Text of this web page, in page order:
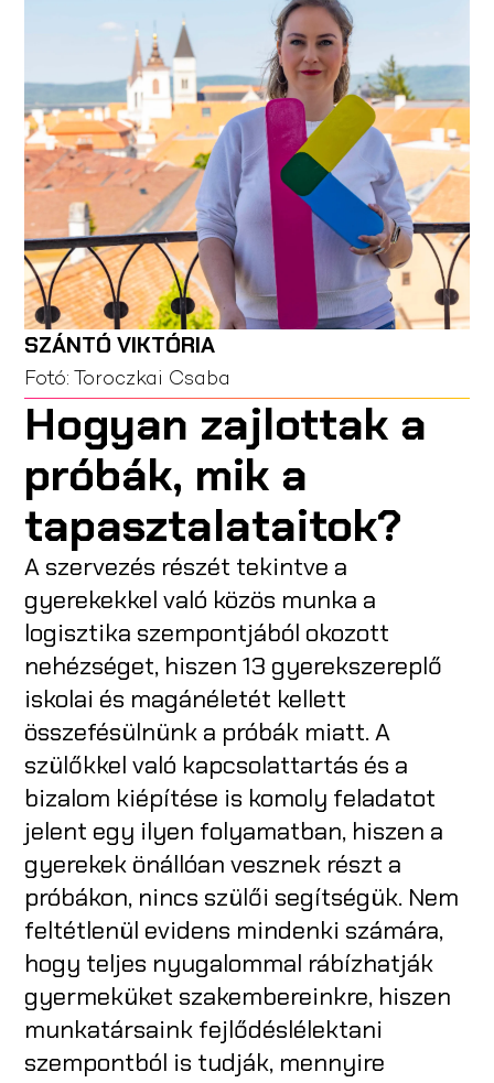
SZÁNTÓ VIKTÓRIA
Fotó: Toroczkai Csaba
Hogyan zajlottak a
próbák, mik a
tapasztalataitok?
A szervezés részét tekintve a
gyerekekkel való közös munka a
logisztika szempontjából okozott
nehézséget, hiszen 13 gyerekszereplő
iskolai és magánéletét kellett
összefésülnünk a próbák miatt. A
szülőkkel való kapcsolattartás és a
bizalom kiépítése is komoly feladatot
jelent egy ilyen folyamatban, hiszen a
gyerekek önállóan vesznek részt a
próbákon, nincs szülői segítségük. Nem
feltétlenül evidens mindenki számára,
hogy teljes nyugalommal rábízhatják
gyermeküket szakembereinkre, hiszen
munkatársaink fejlődéslélektani
szempontból is tudják, mennyire